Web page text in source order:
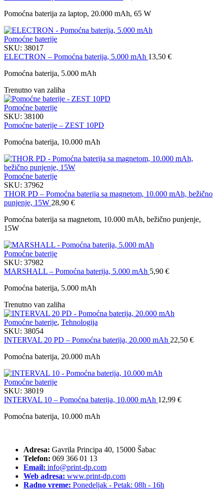
Pomoćna baterija za laptop, 20.000 mAh, 65 W
Pomoćne baterije
SKU: 38017
ELECTRON – Pomoćna baterija, 5.000 mAh 13,50 €
Pomoćna baterija, 5.000 mAh
Trenutno van zaliha
Pomoćne baterije
SKU: 38100
Pomoćne baterije – ZEST 10PD
Pomoćna baterija, 10.000 mAh
Pomoćne baterije
SKU: 37962
THOR PD – Pomoćna baterija sa magnetom, 10.000 mAh, bežično
punjenje, 15W 28,90 €
Pomoćna baterija sa magnetom, 10.000 mAh, bežično punjenje,
15W
Pomoćne baterije
SKU: 37982
MARSHALL – Pomoćna baterija, 5.000 mAh 5,90 €
Pomoćna baterija, 5.000 mAh
Trenutno van zaliha
Pomoćne baterije, Tehnologija
SKU: 38054
INTERVAL 20 PD – Pomoćna baterija, 20.000 mAh 22,50 €
Pomoćna baterija, 20.000 mAh
Pomoćne baterije
SKU: 38019
INTERVAL 10 – Pomoćna baterija, 10.000 mAh 12,99 €
Pomoćna baterija, 10.000 mAh
Adresa: Gavrila Principa 40, 15000 Šabac
Telefon: 069 366 01 13
Email: info@print-dp.com
Web adresa: www.print-dp.com
Radno vreme: Ponedeljak - Petak: 08h - 16h